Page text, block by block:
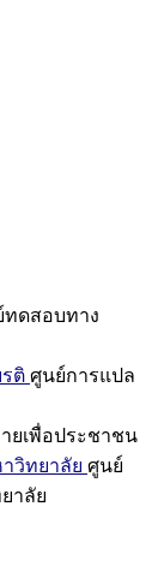
ทดสอบทาง
ติ ศูนย์การแปล
ยเพื่อประชาชน
วิทยาลัย ศูนย์
าลัย